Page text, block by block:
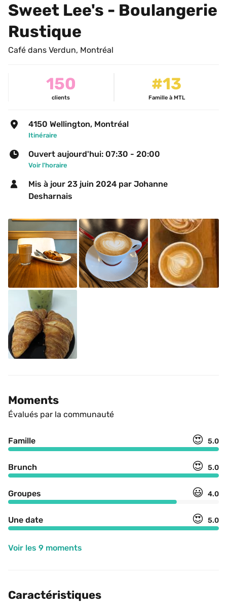
Sweet Lee's - Boulangerie
Rustique
Café dans Verdun, Montréal
150
clients
#13
Famille à MTL
4150 Wellington, Montréal
Itinéraire
Ouvert aujourd'hui: 07:30 - 20:00
Voir l'horaire
Mis à jour 23 juin 2024 par Johanne
Desharnais
Moments
Évalués par la communauté
Famille 😍 5.0
Brunch 😍 5.0
Groupes 😃 4.0
Une date 😍 5.0
Voir les 9 moments
Caractéristiques